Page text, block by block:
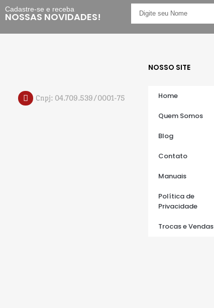
Cadastre-se e receba
NOSSAS NOVIDADES!
Cnpj: 04.709.539/0001-75
NOSSO SITE
Home
Quem Somos
Blog
Contato
Manuais
Política de
Privacidade
Trocas e Vendas